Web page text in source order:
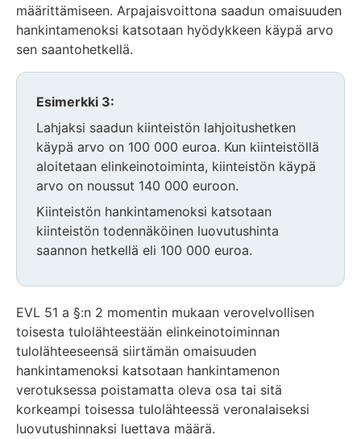
määrittämiseen. Arpajaisvoittona saadun omaisuuden
hankintamenoksi katsotaan hyödykkeen käypä arvo
sen saantohetkellä.
Esimerkki 3:
Lahjaksi saadun kiinteistön lahjoitushetken
käypä arvo on 100 000 euroa. Kun kiinteistöllä
aloitetaan elinkeinotoiminta, kiinteistön käypä
arvo on noussut 140 000 euroon.
Kiinteistön hankintamenoksi katsotaan
kiinteistön todennäköinen luovutushinta
saannon hetkellä eli 100 000 euroa.
EVL 51 a §:n 2 momentin mukaan verovelvollisen
toisesta tulolähteestään elinkeinotoiminnan
tulolähteeseensä siirtämän omaisuuden
hankintamenoksi katsotaan hankintamenon
verotuksessa poistamatta oleva osa tai sitä
korkeampi toisessa tulolähteessä veronalaiseksi
luovutushinnaksi luettava määrä.